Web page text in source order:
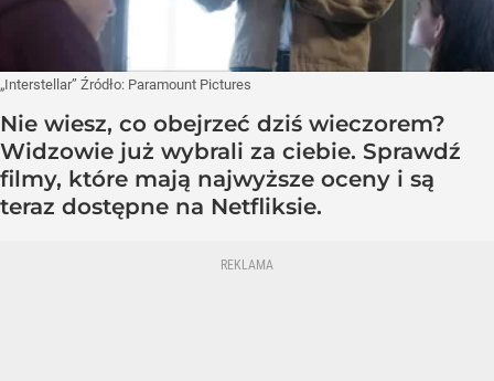
„Interstellar” Źródło: Paramount Pictures
Nie wiesz, co obejrzeć dziś wieczorem?
Widzowie już wybrali za ciebie. Sprawdź
filmy, które mają najwyższe oceny i są
teraz dostępne na Netfliksie.